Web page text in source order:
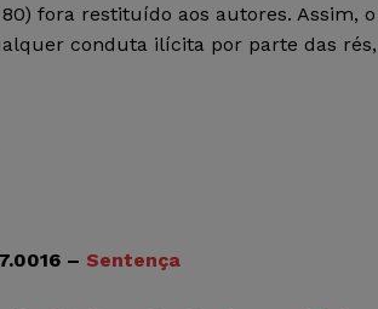
fora restituído aos autores. Assim,
conduta ilícita por parte das
– Sentença